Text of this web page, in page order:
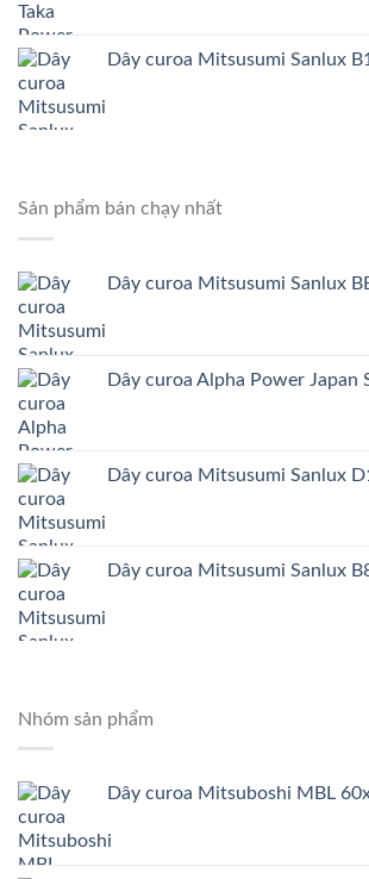
Dây curoa Mitsusumi Sanlux
Sản phẩm bán chạy nhất
Dây curoa Mitsusumi Sanlux
Dây curoa Alpha Power Japan
Dây curoa Mitsusumi Sanlux
Dây curoa Mitsusumi Sanlux
Nhóm sản phẩm
Dây curoa Mitsuboshi MBL